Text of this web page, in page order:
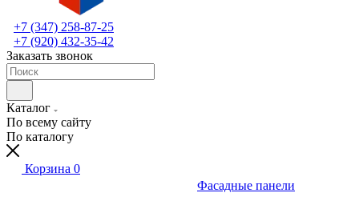
+7 (347) 258-87-25
+7 (920) 432-35-42
Заказать звонок
Каталог
По всему сайту
По каталогу
Корзина 0
Фасадные панели